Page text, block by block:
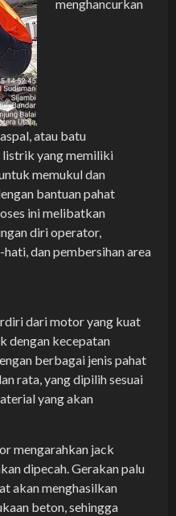
menghancurkan
atau batu
listrik yang memiliki
memukul dan
bantuan pahat
ini melibatkan
diri operator,
dan pembersihan area
dari motor yang kuat
dengan kecepatan
berbagai jenis pahat
rata, yang dipilih sesuai
yang akan
mengarahkan jack
dipecah. Gerakan palu
akan menghasilkan
beton, sehingga